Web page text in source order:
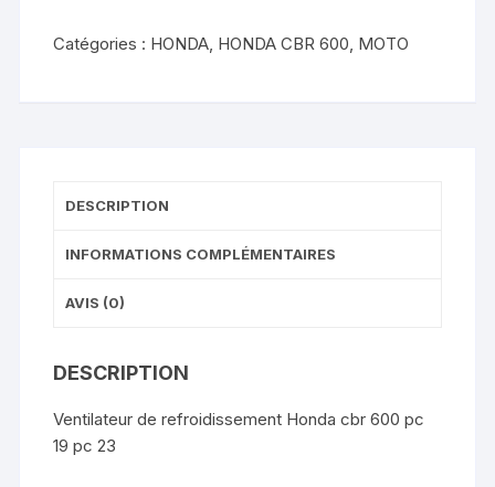
pc
Catégories : HONDA HONDA CBR 600 MOTO
DESCRIPTION
INFORMATIONS COMPLÉMENTAIRES
AVIS (0)
DESCRIPTION
Ventilateur de refroidissement Honda cbr 600 pc
19 pc 23